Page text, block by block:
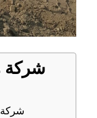
شركة
شركة